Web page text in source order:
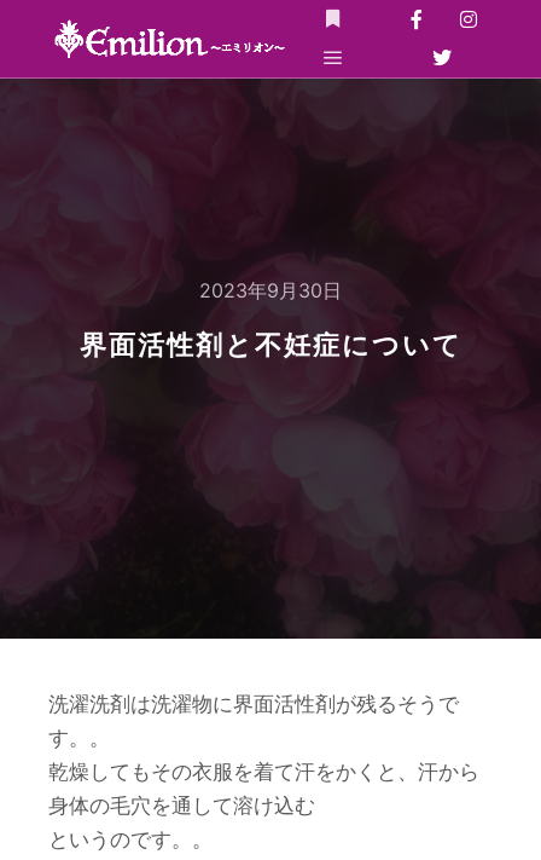
詳細
2023年9月30日
界面活性剤と不妊症について
洗濯洗剤は洗濯物に界面活性剤が残るそうで
す。。
乾燥してもその衣服を着て汗をかくと、汗から
身体の毛穴を通して溶け込む
というのです。。